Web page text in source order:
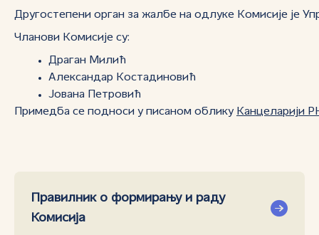
Другостепени орган за жалбе на одлуке Комисије је
Чланови Комисије су:
Драган Милић
Александар Костадиновић
Јована Петровић
Примедба се подноси у писаном облику Канцеларији
Правилник о формирању и раду
Комисија